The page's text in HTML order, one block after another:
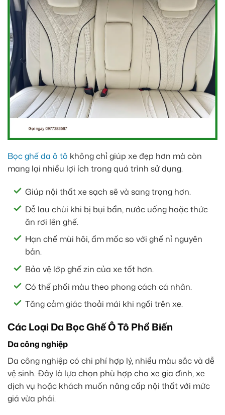
Bọc ghế da ô tô không chỉ giúp xe đẹp hơn mà còn
mang lại nhiều lợi ích trong quá trình sử dụng.
Giúp nội thất xe sạch sẽ và sang trọng hơn.
Dễ lau chùi khi bị bụi bẩn, nước uống hoặc thức
ăn rơi lên ghế.
Hạn chế mùi hôi, ẩm mốc so với ghế nỉ nguyên
bản.
Bảo vệ lớp ghế zin của xe tốt hơn.
Có thể phối màu theo phong cách cá nhân.
Tăng cảm giác thoải mái khi ngồi trên xe.
Các Loại Da Bọc Ghế Ô Tô Phổ Biến
Da công nghiệp
Da công nghiệp có chi phí hợp lý, nhiều màu sắc và dễ
vệ sinh. Đây là lựa chọn phù hợp cho xe gia đình, xe
dịch vụ hoặc khách muốn nâng cấp nội thất với mức
giá vừa phải.